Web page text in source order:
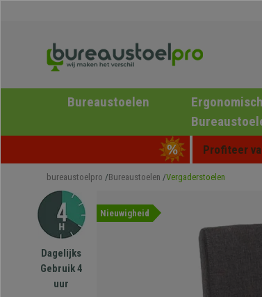
Bureaustoelen
Profiteer
bureaustoelpro Bureaustoelen Vergaderstoelen
Dagelijks
Gebruik 4
uur
Nieuwigheid